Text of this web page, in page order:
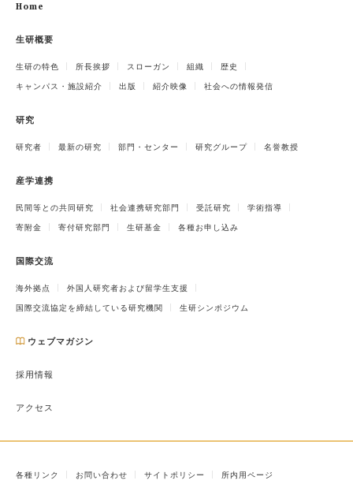
Home
生研概要
生研の特色 所長挨拶 スローガン 組織 歴史
キャンパス・施設紹介 出版 紹介映像 社会への情報発信
研究
研究者 最新の研究 部門・センター 研究グループ 名誉教授
産学連携
民間等との共同研究 社会連携研究部門 受託研究 学術指導
寄附金 寄付研究部門 生研基金 各種お申し込み
国際交流
海外拠点 外国人研究者および留学生支援
国際交流協定を締結している研究機関 生研シンポジウム
ウェブマガジン
採用情報
アクセス
各種リンク お問い合わせ サイトポリシー 所内用ページ